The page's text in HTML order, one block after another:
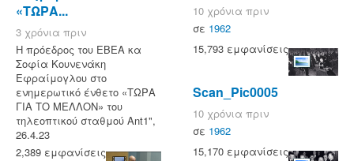
«ΤΩΡΑ...
3 χρόνια πριν
Η πρόεδρος του ΕΒΕΑ κα
Σοφία Κουνενάκη
Εφραίμογλου στο
ενημερωτικό ένθετο «ΤΩΡΑ
ΓΙΑ ΤΟ ΜΕΛΛΟΝ» του
τηλεοπτικού σταθμού Ant1",
26.4.23
2,389 εμφανίσεις
10 χρόνια πριν
σε 1962
15,793 εμφανίσεις
Scan_Pic0005
10 χρόνια πριν
σε 1962
15,170 εμφανίσεις